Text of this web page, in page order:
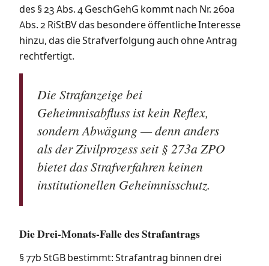
des § 23 Abs. 4 GeschGehG kommt nach Nr. 260a
Abs. 2 RiStBV das besondere öffentliche Interesse
hinzu, das die Strafverfolgung auch ohne Antrag
rechtfertigt.
Die Strafanzeige bei
Geheimnisabfluss ist kein Reflex,
sondern Abwägung — denn anders
als der Zivilprozess seit § 273a ZPO
bietet das Strafverfahren keinen
institutionellen Geheimnisschutz.
Die Drei-Monats-Falle des Strafantrags
§ 77b StGB bestimmt: Strafantrag binnen drei